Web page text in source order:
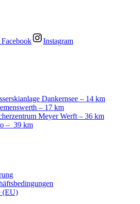
Instagram
Dankernsee – 14 km
– 17 km
Meyer Werft – 36 km
– 39 km
(EU)